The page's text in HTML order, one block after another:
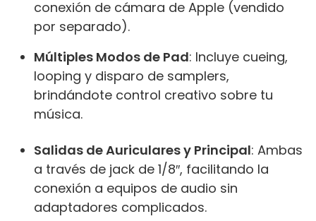
conexión de cámara de Apple (vendido
por separado).
Múltiples Modos de Pad: Incluye cueing,
looping y disparo de samplers,
brindándote control creativo sobre tu
música.
Salidas de Auriculares y Principal: Ambas
a través de jack de 1/8″, facilitando la
conexión a equipos de audio sin
adaptadores complicados.